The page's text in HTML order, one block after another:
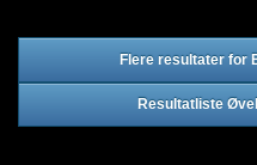
Flere resultater for
Resultatliste